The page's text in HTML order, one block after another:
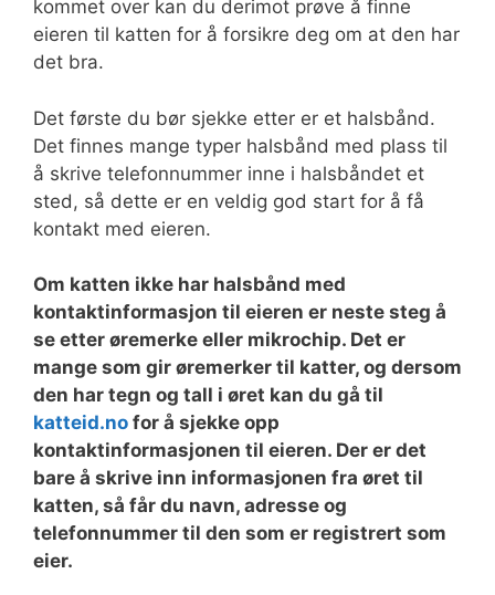
kommet over kan du derimot prøve å finne
eieren til katten for å forsikre deg om at den har
det bra.
Det første du bør sjekke etter er et halsbånd.
Det finnes mange typer halsbånd med plass til
å skrive telefonnummer inne i halsbåndet et
sted, så dette er en veldig god start for å få
kontakt med eieren.
Om katten ikke har halsbånd med
kontaktinformasjon til eieren er neste steg å
se etter øremerke eller mikrochip. Det er
mange som gir øremerker til katter, og dersom
den har tegn og tall i øret kan du gå til
katteid.no for å sjekke opp
kontaktinformasjonen til eieren. Der er det
bare å skrive inn informasjonen fra øret til
katten, så får du navn, adresse og
telefonnummer til den som er registrert som
eier.